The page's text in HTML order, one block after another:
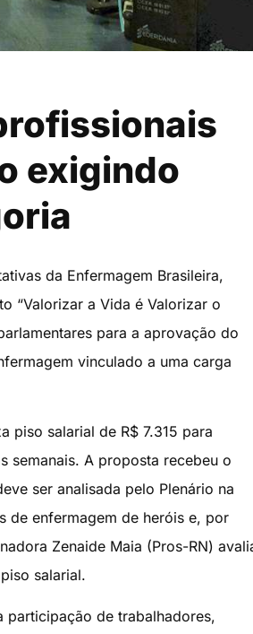
exigindo
da Enfermagem Brasileira,
“Valorizar a Vida é Valorizar o
para a aprovação do
vinculado a uma carga
piso salarial de R$ 7.315 para
semanais. A proposta recebeu o
ser analisada pelo Plenário na
de enfermagem de heróis e, por
Zenaide Maia (Pros-RN)
salarial.
participação de trabalhadores,